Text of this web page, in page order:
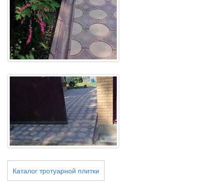
Каталог тротуарной плитки